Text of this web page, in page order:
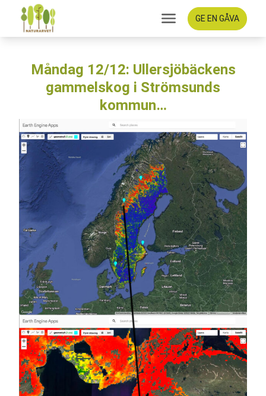
GE EN GÅVA
Måndag 12/12: Ullersjöbäckens
gammelskog i Strömsunds
kommun…